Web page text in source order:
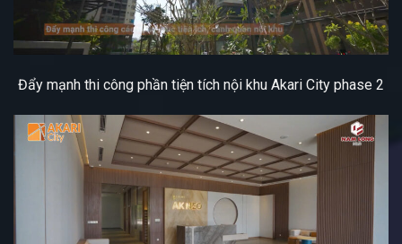
Đẩy mạnh thi công phần tiện tích nội khu Akari City phase 2